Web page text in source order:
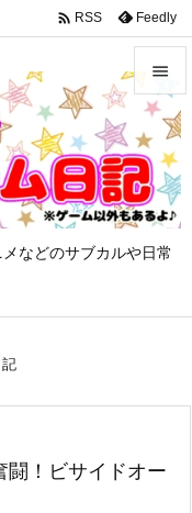
などのサブカルや日常


メニュ

サイド

前へ
 RSS Feedly
！ビサイドオー